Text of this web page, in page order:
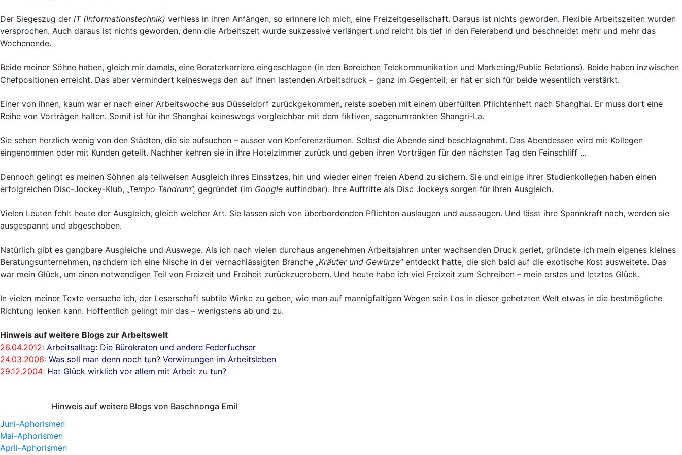
Der Siegeszug der IT (Informationstechnik) verhiess in ihren Anfängen, so erinnere ich mich, eine Freizeitgesellschaft. Daraus ist nichts geworden. Flexible Arbeitszeiten wurden
versprochen. Auch daraus ist nichts geworden, denn die Arbeitszeit wurde sukzessive verlängert und reicht bis tief in den Feierabend und beschneidet mehr und mehr das
Wochenende.
Beide meiner Söhne haben, gleich mir damals, eine Beraterkarriere eingeschlagen (in den Bereichen Telekommunikation und Marketing/Public Relations). Beide haben inzwischen
Chefpositionen erreicht. Das aber vermindert keineswegs den auf ihnen lastenden Arbeitsdruck – ganz im Gegenteil; er hat er sich für beide wesentlich verstärkt.
Einer von ihnen, kaum war er nach einer Arbeitswoche aus Düsseldorf zurückgekommen, reiste soeben mit einem überfüllten Pflichtenheft nach Shanghai. Er muss dort eine
Reihe von Vorträgen halten. Somit ist für ihn Shanghai keineswegs vergleichbar mit dem fiktiven, sagenumrankten Shangri-La.
Sie sehen herzlich wenig von den Städten, die sie aufsuchen – ausser von Konferenzräumen. Selbst die Abende sind beschlagnahmt. Das Abendessen wird mit Kollegen
eingenommen oder mit Kunden geteilt. Nachher kehren sie in ihre Hotelzimmer zurück und geben ihren Vorträgen für den nächsten Tag den Feinschliff …
Dennoch gelingt es meinen Söhnen als teilweisen Ausgleich ihres Einsatzes, hin und wieder einen freien Abend zu sichern. Sie und einige ihrer Studienkollegen haben einen
erfolgreichen Disc-Jockey-Klub, „Tempo Tandrum“, gegründet (im Google auffindbar). Ihre Auftritte als Disc Jockeys sorgen für ihren Ausgleich.
Vielen Leuten fehlt heute der Ausgleich, gleich welcher Art. Sie lassen sich von überbordenden Pflichten auslaugen und aussaugen. Und lässt ihre Spannkraft nach, werden sie
ausgespannt und abgeschoben.
Natürlich gibt es gangbare Ausgleiche und Auswege. Als ich nach vielen durchaus angenehmen Arbeitsjahren unter wachsenden Druck geriet, gründete ich mein eigenes kleines
Beratungsunternehmen, nachdem ich eine Nische in der vernachlässigten Branche „Kräuter und Gewürze“ entdeckt hatte, die sich bald auf die exotische Kost ausweitete. Das
war mein Glück, um einen notwendigen Teil von Freizeit und Freiheit zurückzuerobern. Und heute habe ich viel Freizeit zum Schreiben – mein erstes und letztes Glück.
In vielen meiner Texte versuche ich, der Leserschaft subtile Winke zu geben, wie man auf mannigfaltigen Wegen sein Los in dieser gehetzten Welt etwas in die bestmögliche
Richtung lenken kann. Hoffentlich gelingt mir das – wenigstens ab und zu.
Hinweis auf weitere Blogs zur Arbeitswelt
26.04.2012: Arbeitsalltag: Die Bürokraten und andere Federfuchser
24.03.2006: Was soll man denn noch tun? Verwirrungen im Arbeitsleben
29.12.2004: Hat Glück wirklich vor allem mit Arbeit zu tun?
Hinweis auf weitere Blogs von Baschnonga Emil
Juni-Aphorismen
Mai-Aphorismen
April-Aphorismen